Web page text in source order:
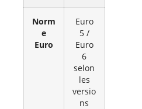
Norm
e
Euro
Euro
5 /
Euro
6
selon
les
versio
ns